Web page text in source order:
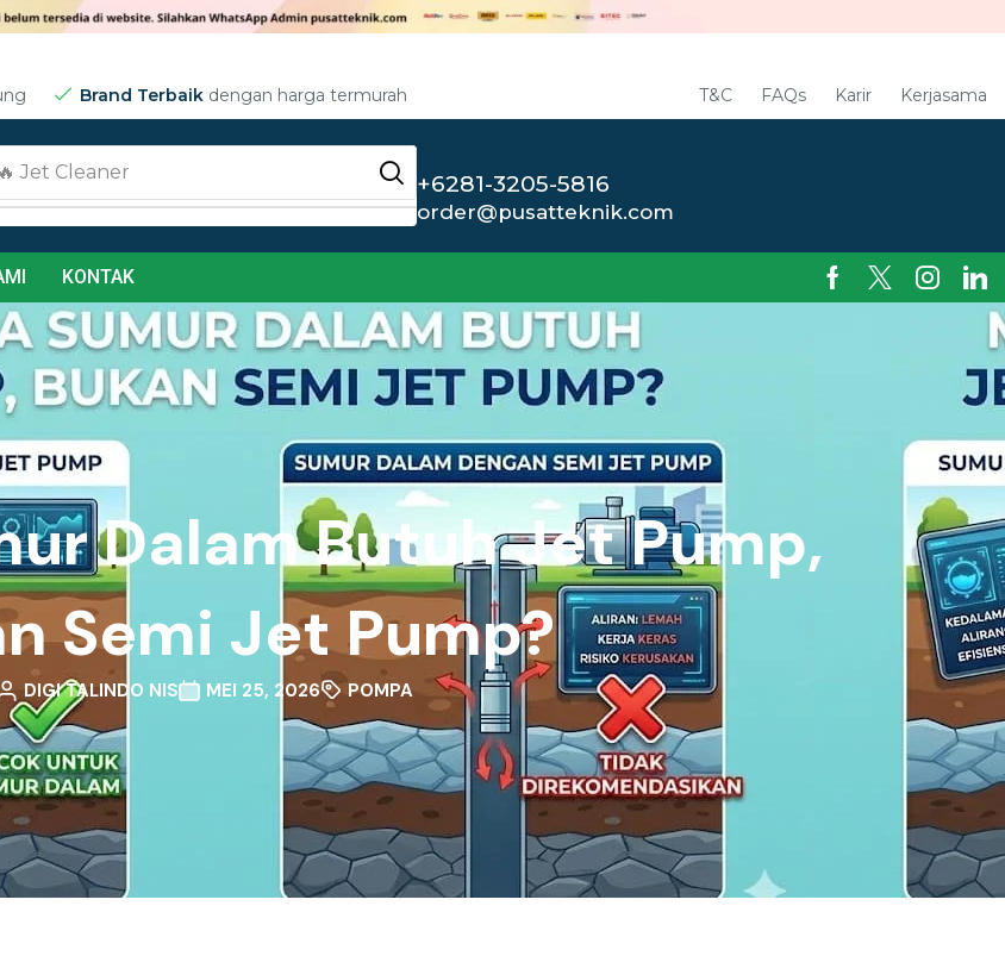
Brand Terbaik dengan harga termurah T&C FAQs Karir Kerjasama
🔥 Jet Cleaner +6281-3205-5816
order@pusatteknik.com
KONTAK
Dalam Butuh Jet Pump,
Semi Jet Pump?
DIGI TALINDO NIS MEI 25, 2026 POMPA